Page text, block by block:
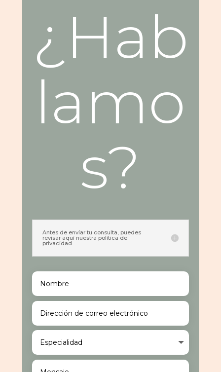
¿Hab
lamo
s?
Antes de envíar tu consulta, puedes
revisar aquí nuestra política de
privacidad